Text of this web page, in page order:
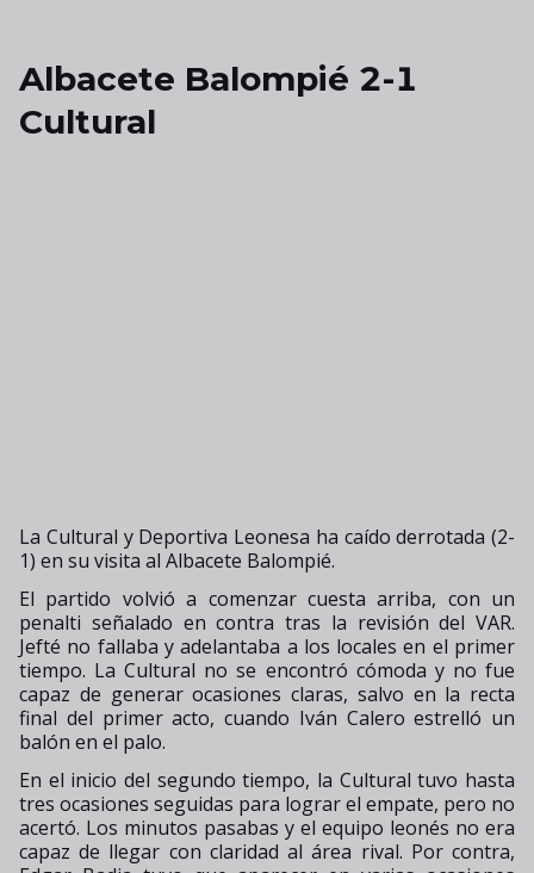
Albacete Balompié 2-1
Cultural
La Cultural y Deportiva Leonesa ha caído derrotada (2-
1) en su visita al Albacete Balompié.
El partido volvió a comenzar cuesta arriba, con un
penalti señalado en contra tras la revisión del VAR.
Jefté no fallaba y adelantaba a los locales en el primer
tiempo. La Cultural no se encontró cómoda y no fue
capaz de generar ocasiones claras, salvo en la recta
final del primer acto, cuando Iván Calero estrelló un
balón en el palo.
En el inicio del segundo tiempo, la Cultural tuvo hasta
tres ocasiones seguidas para lograr el empate, pero no
acertó. Los minutos pasabas y el equipo leonés no era
capaz de llegar con claridad al área rival. Por contra,